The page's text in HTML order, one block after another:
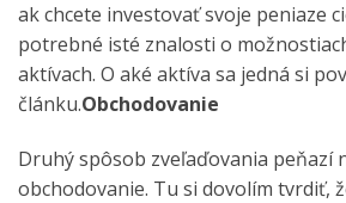
ak chcete investovať svoje peniaze
potrebné isté znalosti o
aktívach. O aké aktíva sa jedná si
článku.Obchodovanie
Druhý spôsob zveľaďovania peňazí
obchodovanie. Tu si dovolím tvrdiť,